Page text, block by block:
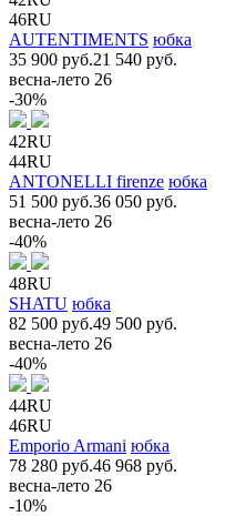
46RU
AUTENTIMENTS юбка
35 900 руб.21 540 руб.
весна-лето 26
-30%
42RU
44RU
ANTONELLI firenze юбка
51 500 руб.36 050 руб.
весна-лето 26
-40%
48RU
SHATU юбка
82 500 руб.49 500 руб.
весна-лето 26
-40%
44RU
46RU
Emporio Armani юбка
78 280 руб.46 968 руб.
весна-лето 26
-10%